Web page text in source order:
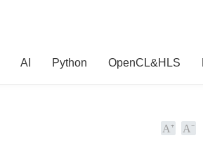
AI Python OpenCL&HLS